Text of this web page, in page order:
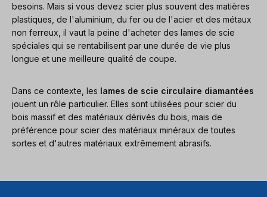
besoins. Mais si vous devez scier plus souvent des matières
plastiques, de l'aluminium, du fer ou de l'acier et des métaux
non ferreux, il vaut la peine d'acheter des lames de scie
spéciales qui se rentabilisent par une durée de vie plus
longue et une meilleure qualité de coupe.
Dans ce contexte, les lames de scie circulaire diamantées
jouent un rôle particulier. Elles sont utilisées pour scier du
bois massif et des matériaux dérivés du bois, mais de
préférence pour scier des matériaux minéraux de toutes
sortes et d'autres matériaux extrêmement abrasifs.